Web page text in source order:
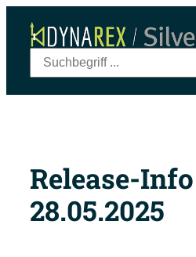
Inhalt
springen
u
c
Release-Info
28.05.2025